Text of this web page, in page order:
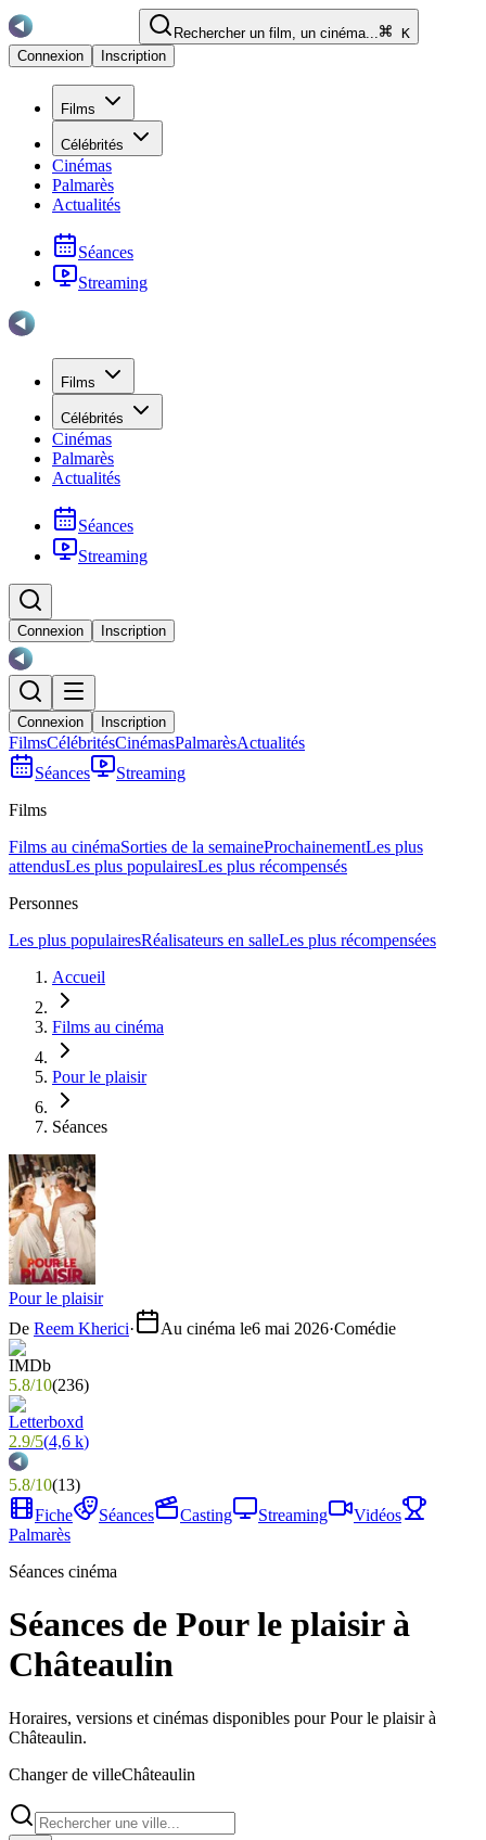
Rechercher un film, un cinéma...
K
Connexion
Inscription
Films
Célébrités
Cinémas
Palmarès
Actualités
Séances
Streaming
Films
Célébrités
Cinémas
Palmarès
Actualités
Séances
Streaming
Connexion Inscription
Connexion Inscription
FilmsCélébritésCinémasPalmarèsActualités
Séances
Streaming
Films
Films au cinémaSorties de la semaineProchainementLes plus
attendusLes plus populairesLes plus récompensés
Personnes
Les plus populairesRéalisateurs en salleLes plus récompensées
Accueil
Films au cinéma
Pour le plaisir
Séances
Pour le plaisir
De Reem Kherici· Au cinéma le6 mai 2026·Comédie
5.8/10(236)
2.9/5(4,6 k)
5.8/10(13)
Fiche
Séances Casting Streaming
Vidéos
Palmarès
Séances cinéma
Séances de Pour le plaisir à
Châteaulin
Horaires, versions et cinémas disponibles pour Pour le plaisir à
Châteaulin.
Changer de villeChâteaulin